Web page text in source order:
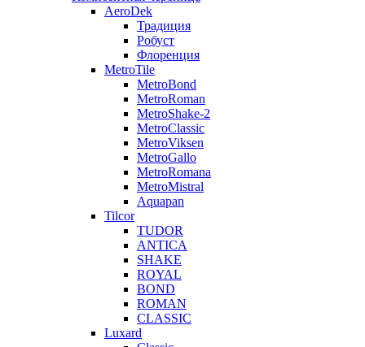
AeroDek
Традиция
Робуст
Флоренция
MetroTile
MetroBond
MetroRoman
MetroShake-2
MetroClassic
MetroViksen
MetroGallo
MetroRomana
MetroMistral
Aquapan
Tilcor
TUDOR
ANTICA
SHAKE
ROYAL
BOND
ROMAN
CLASSIC
Luxard